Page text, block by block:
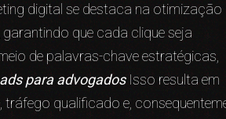
digital se destaca na otimização
que cada clique seja
de palavras-chave estratégicas,
para advogadosIsso resulta em
tráfego qualificado e,